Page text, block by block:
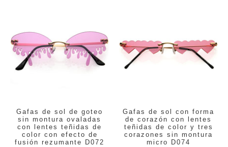
Gafas de sol de goteo
sin montura ovaladas
con lentes teñidas de
color con efecto de
fusión rezumante D072
Gafas de sol con forma
de corazón con lentes
teñidas de color y tres
corazones sin montura
micro D074